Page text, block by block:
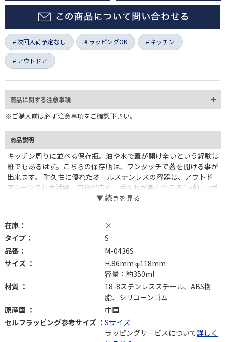
次回入荷予定なし ラッピングOK キッチン
アウトドア
商品に関する注意事項
※ご購入前は必ず注意事項をご確認下さい。
商品説明
キッチン周りに並べる保存瓶。油や水で蓋が開け辛いという経験は
誰でもあるはず。こちらの保存瓶は、ワンタッチで蓋を開ける事が
出来ます。 耐久性に優れたオールステンレスの容器は、アウトド
アシーンでも大活躍。口径が広く、手入れが楽なところも嬉しいポ
イントです。 スタッキングしてまとめたり、シリーズで一式揃えた
り。 統一感のあるプロフェッショナルなキッチンへ。
在庫：
×
タイプ：
S
品番：
M-0436S
サイズ ：
H.86mm φ118mm
容量：約350ml
材質 ：
18-8ステンレススチール、ABS樹
脂、シリコーンゴム
原産国 ：
中国
セルフラッピング参考サイズ ： Sサイズ
ラッピングサービスについて詳しく